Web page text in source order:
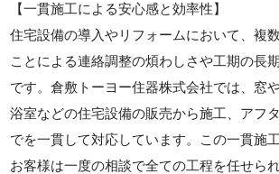
【一貫施工による安心感と効率性】
住宅設備の導入やリフォームにおいて、複
ことによる連絡調整の煩わしさや工期の長
です。倉敷トーヨー住器株式会社では、窓
浴室などの住宅設備の販売から施工、アフ
でを一貫して対応しています。この一貫施
お客様は一度の相談で全ての工程を任せら